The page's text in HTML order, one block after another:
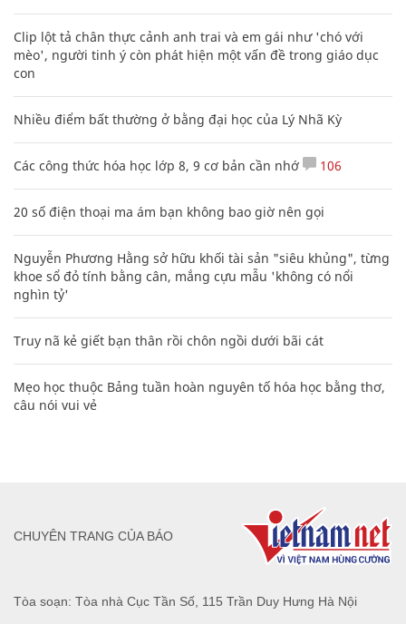
Clip lột tả chân thực cảnh anh trai và em gái như 'chó với
mèo', người tinh ý còn phát hiện một vấn đề trong giáo dục
con
Nhiều điểm bất thường ở bằng đại học của Lý Nhã Kỳ
Các công thức hóa học lớp 8, 9 cơ bản cần nhớ 106
20 số điện thoại ma ám bạn không bao giờ nên gọi
Nguyễn Phương Hằng sở hữu khối tài sản "siêu khủng", từng
khoe sổ đỏ tính bằng cân, mắng cựu mẫu 'không có nổi
nghìn tỷ'
Truy nã kẻ giết bạn thân rồi chôn ngồi dưới bãi cát
Mẹo học thuộc Bảng tuần hoàn nguyên tố hóa học bằng thơ,
câu nói vui vẻ
Tòa soạn: Tòa nhà Cục Tần Số, 115 Trần Duy Hưng Hà Nội
CHUYÊN TRANG CỦA BÁO